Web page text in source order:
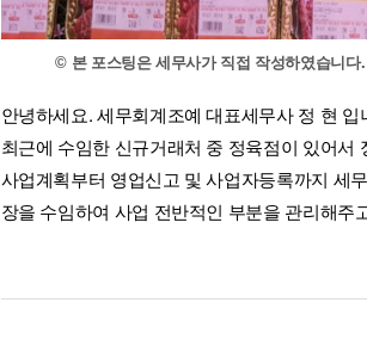
© 본 포스팅은 세무사가 직접 작성하였습니
안녕하세요. 세무회계조예 대표세무사 정 현 입
최근에 수임한 신규거래처 중 정육점이 있어
사업계획부터 영업신고 및 사업자등록까지 세
장을 수임하여 사업 전반적인 부분을 관리해주